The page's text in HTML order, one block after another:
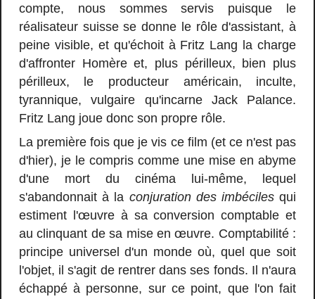
compte, nous sommes servis puisque le
réalisateur suisse se donne le rôle d'assistant, à
peine visible, et qu'échoit à Fritz Lang la charge
d'affronter Homère et, plus périlleux, bien plus
périlleux, le producteur américain, inculte,
tyrannique, vulgaire qu'incarne Jack Palance.
Fritz Lang joue donc son propre rôle.
La première fois que je vis ce film (et ce n'est pas
d'hier), je le compris comme une mise en abyme
d'une mort du cinéma lui-même, lequel
s'abandonnait à la conjuration des imbécilesqui
estiment l'œuvre à sa conversion comptable et
au clinquant de sa mise en œuvre. Comptabilité :
principe universel d'un monde où, quel que soit
l'objet, il s'agit de rentrer dans ses fonds. Il n'aura
échappé à personne, sur ce point, que l'on fait